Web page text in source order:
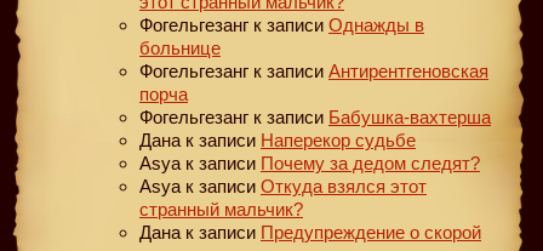
Фогельгезанг к записи Однажды в
больнице
Фогельгезанг к записи Антирентгеновская
порча
Фогельгезанг к записи Бабушка-вахтерша
Дана к записи Наперекор судьбе
Asya к записи Почему за дедом следят?
Asya к записи Откуда взялся этот
странный мальчик?
Дана к записи Предупреждение о скорой